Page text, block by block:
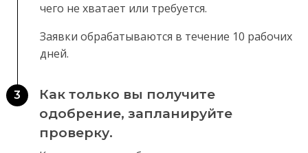
чего не хватает или требуется.
Заявки обрабатываются в течение 10 рабочих
дней.
3
Как только вы получите
одобрение, запланируйте
проверку.